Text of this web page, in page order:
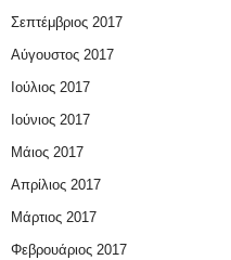
Σεπτέμβριος 2017
Αύγουστος 2017
Ιούλιος 2017
Ιούνιος 2017
Μάιος 2017
Απρίλιος 2017
Μάρτιος 2017
Φεβρουάριος 2017